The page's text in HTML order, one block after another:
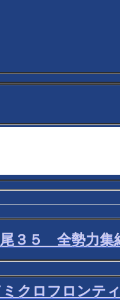
尾３５ 全勢力
ミクロフロン